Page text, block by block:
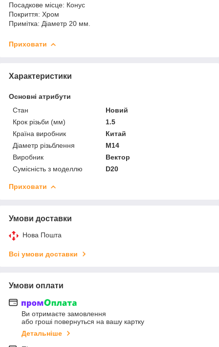
Посадкове місце: Конус
Покриття: Хром
Примітка: Діаметр 20 мм.
Приховати
Характеристики
Основні атрибути
Стан
Новий
Крок різьби (мм)
1.5
Країна виробник
Китай
Діаметр різьблення
M14
Виробник
Вектор
Сумісність з моделлю
D20
Приховати
Умови доставки
Нова Пошта
Всі умови доставки
Умови оплати
Ви отримаєте замовлення
або гроші повернуться на вашу картку
Детальніше